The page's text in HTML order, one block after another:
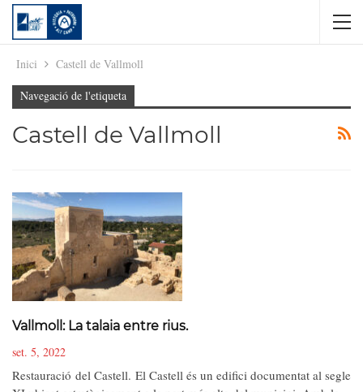
Inici Castell de Vallmoll
Navegació de l'etiqueta
Castell de Vallmoll
Vallmoll: La talaia entre rius.
set. 5, 2022
Restauració del Castell. El Castell és un edifici documentat al segle